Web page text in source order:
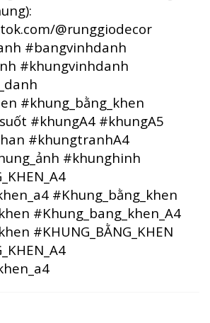
@runggiodecor
#bangvinhdanh
#khungvinhdanh
#khung_bằng_khen
#khungA4 #khungA5
#khungtranhA4
#khunghinh
#Khung_bằng_khen
#Khung_bang_khen_A4
#KHUNG_BẰNG_KHEN